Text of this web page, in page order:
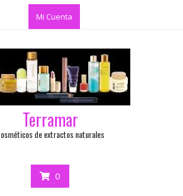
Mi Cuenta
Terramar
de extractos naturales
0